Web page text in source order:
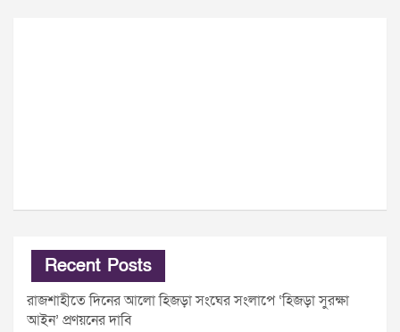
Recent Posts
রাজশাহীতে দিনের আলো হিজড়া সংঘের সংলাপে ‘হিজড়া সুরক্ষা
আইন’ প্রণয়নের দাবি